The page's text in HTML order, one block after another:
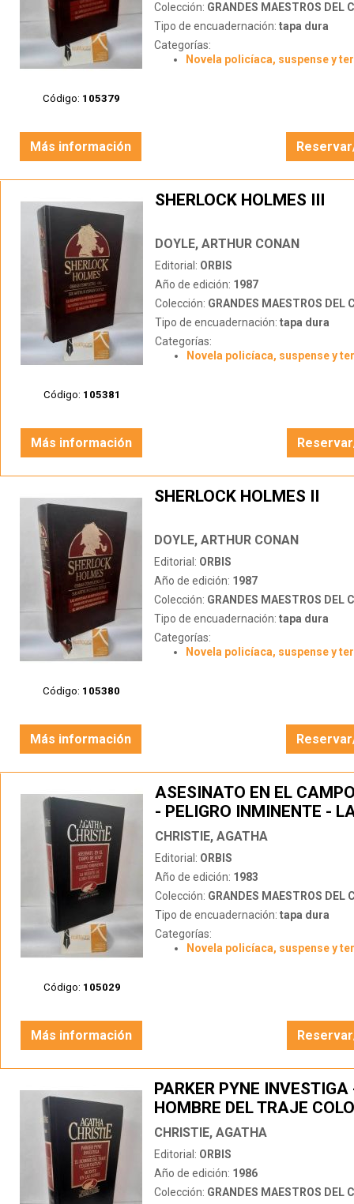
Código: 105379
Colección: GRANDES MAESTROS DEL
Tipo de encuadernación: tapa dura
Categorías:
Novela policíaca, suspense y
Más información
Código: 105381
SHERLOCK HOLMES III
DOYLE, ARTHUR CONAN
Editorial: ORBIS
Año de edición: 1987
Colección: GRANDES MAESTROS DEL
Tipo de encuadernación: tapa dura
Categorías:
Novela policíaca, suspense y
Más información
Código: 105380
SHERLOCK HOLMES II
DOYLE, ARTHUR CONAN
Editorial: ORBIS
Año de edición: 1987
Colección: GRANDES MAESTROS DEL
Tipo de encuadernación: tapa dura
Categorías:
Novela policíaca, suspense y
Más información
Código: 105029
ASESINATO EN EL
- PELIGRO INMINENTE -
DE LORD EDGWARE
CHRISTIE, AGATHA
Editorial: ORBIS
Año de edición: 1983
Colección: GRANDES MAESTROS DEL
Tipo de encuadernación: tapa dura
Categorías:
Novela policíaca, suspense y
Más información
PARKER PYNE INVESTIGA
HOMBRE DEL TRAJE
CASTAÑO - MUERTE EN
CHRISTIE, AGATHA
Editorial: ORBIS
Año de edición: 1986
Colección: GRANDES MAESTROS DEL